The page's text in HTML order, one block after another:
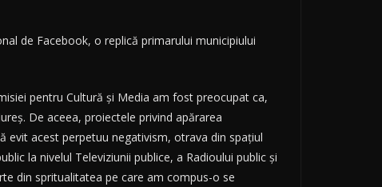
de Facebook, o replică primarului municipiului
pentru Cultură și Media am fost preocupat ca,
De aceea, proiectele privind apărarea
evit acest perpetuu negativism, otrava din spațiul
la nivelul Televiziunii publice, a Radioului public și
din spritualitatea pe care am compus-o se